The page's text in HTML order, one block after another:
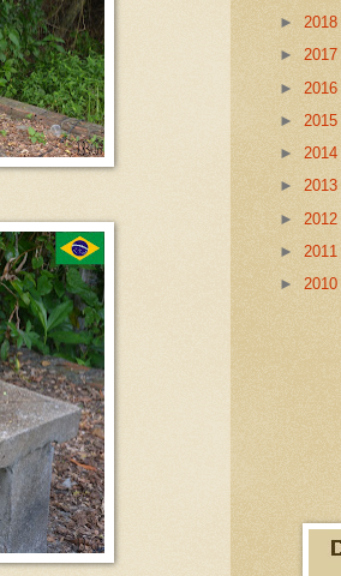
► 2018
► 2017
► 2016
► 2015
► 2014
► 2013
► 2012
► 2011
► 2010